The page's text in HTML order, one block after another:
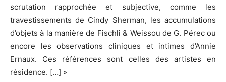
scrutation rapprochée et subjective, comme les
travestissements de Cindy Sherman, les accumulations
d’objets à la manière de Fischli & Weissou de G. Pérec ou
encore les observations cliniques et intimes d’Annie
Ernaux. Ces références sont celles des artistes en
résidence. […] »